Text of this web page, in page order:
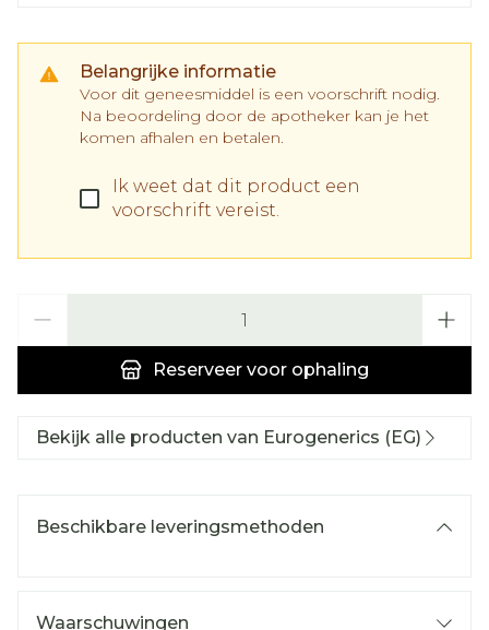
Belangrijke informatie
Voor dit geneesmiddel is een voorschrift nodig.
Na beoordeling door de apotheker kan je het
komen afhalen en betalen.
Ik weet dat dit product een
voorschrift vereist.
Reserveer voor ophaling
Bekijk alle producten van Eurogenerics (EG)
Beschikbare leveringsmethoden
Waarschuwingen